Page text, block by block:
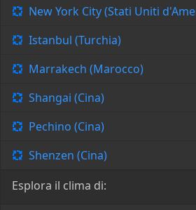
New York City (Stati Uniti
Istanbul (Turchia)
Marrakech (Marocco)
Shangai (Cina)
Pechino (Cina)
Shenzen (Cina)
Esplora il clima di: